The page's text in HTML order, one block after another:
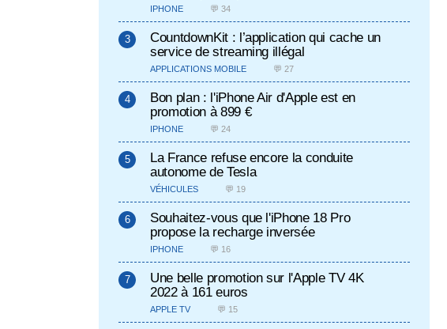
IPHONE 💬 34
CountdownKit : l’application qui cache un
service de streaming illégal
APPLICATIONS MOBILE 💬 27
Bon plan : l'iPhone Air d'Apple est en
promotion à 899 €
IPHONE 💬 24
La France refuse encore la conduite
autonome de Tesla
VÉHICULES 💬 19
Souhaitez-vous que l'iPhone 18 Pro
propose la recharge inversée
IPHONE 💬 16
Une belle promotion sur l'Apple TV 4K
2022 à 161 euros
APPLE TV 💬 15